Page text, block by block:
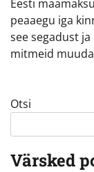
Eesti
peaaegu iga
see segadust
mitmeid
Otsi
Värsked